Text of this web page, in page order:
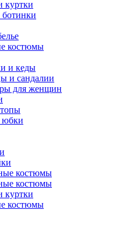
куртки
костюмы
и кеды
и сандалии
для женщин
костюмы
костюмы
куртки
костюмы